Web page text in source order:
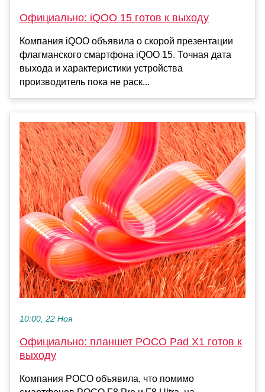
Официально: iQOO 15 готов к выходу
Компания iQOO объявила о скорой презентации
флагманского смартфона iQOO 15. Точная дата
выхода и характеристики устройства
производитель пока не раск...
10:00, 22 Ноя
Официально: планшет POCO Pad X1 готов к
выходу
Компания POCO объявила, что помимо